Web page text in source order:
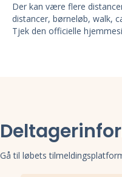
Der kan være flere
distancer, børneløb, walk,
Tjek den officielle
Gå til løbets